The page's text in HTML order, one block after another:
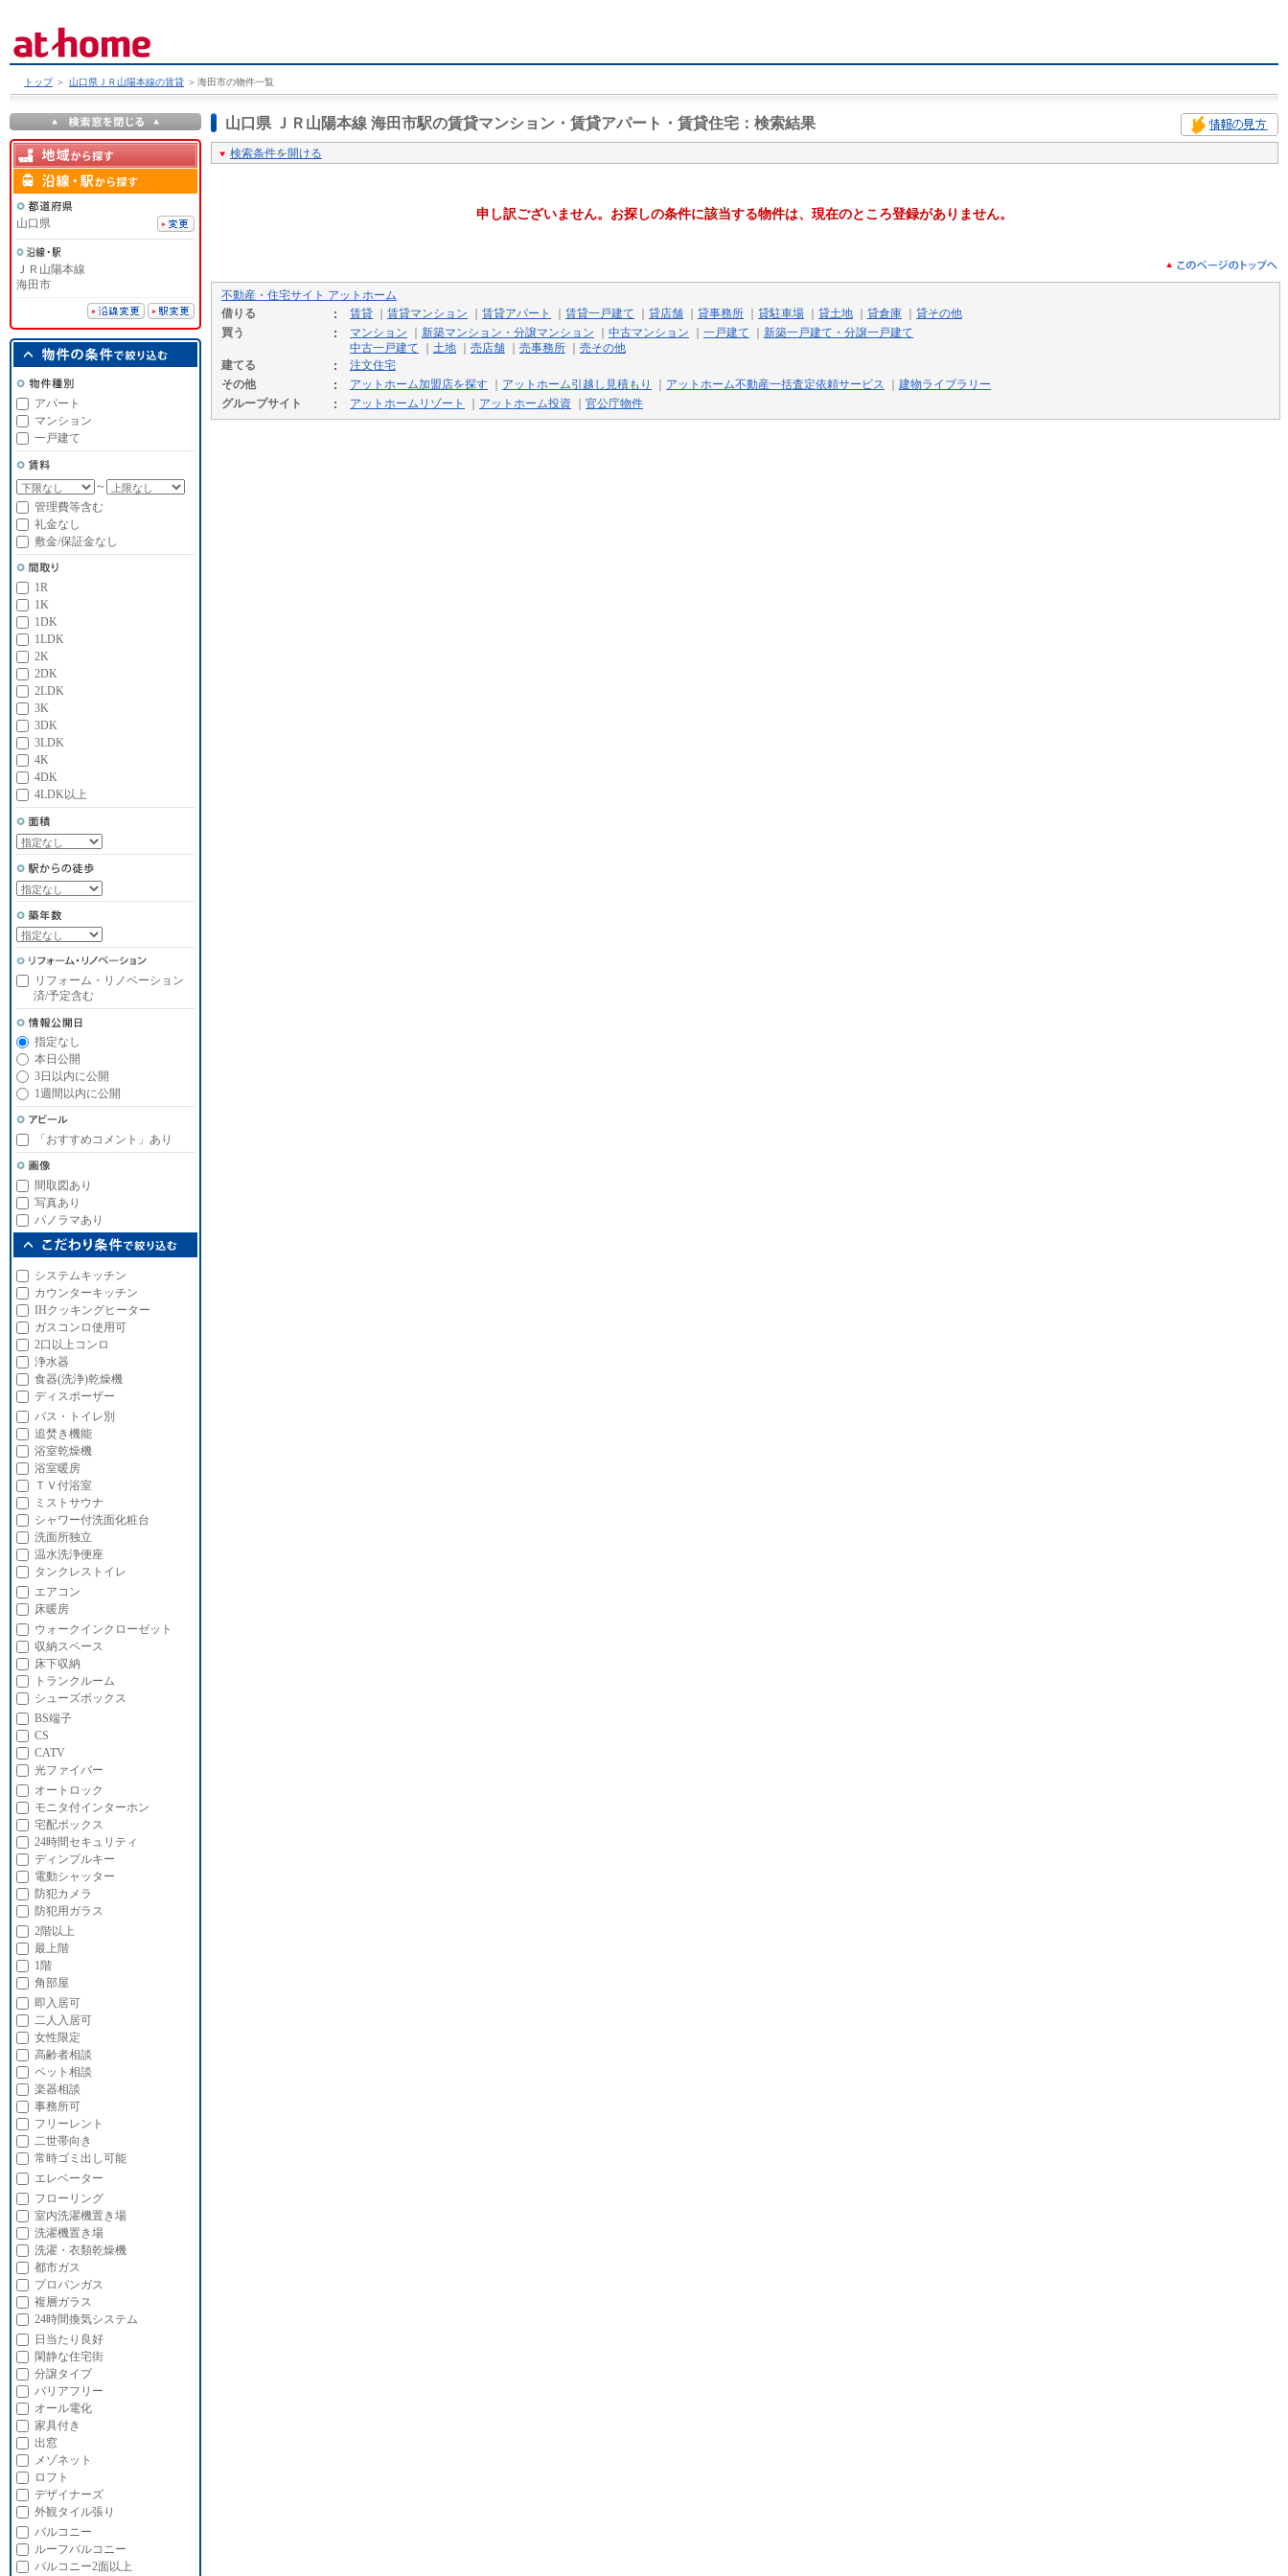
トップ ＞ 山口県ＪＲ山陽本線の賃貸 ＞ 海田市の物件一覧
山口県 ＪＲ山陽本線 海田市駅の賃貸マンション・賃貸アパート・賃貸住宅 ：検索結果
検索条件を開ける
申し訳ございません。お探しの条件に該当する物件は、現在のところ登録がありません。
不動産・住宅サイト アットホーム
借りる
賃貸 賃貸マンション 賃貸アパート 賃貸一戸建て 貸店舗 貸事務所 貸駐車場 貸土地 貸倉庫
貸その他
買う
マンション 新築マンション・分譲マンション 中古マンション 一戸建て
新築一戸建て・分譲一戸建て
中古一戸建て
土地 売店舗 売事務所
売その他
建てる
注文住宅
その他
アットホーム加盟店を探す アットホーム引越し見積もり アットホーム不動産一括査定依頼サービス
建物ライブラリー
グループサイト
アットホームリゾート アットホーム投資 官公庁物件
山口県
ＪＲ山陽本線
海田市
アパート
マンション
一戸建て
～
管理費等含む
礼金なし
敷金/保証金なし
1R
1K
1DK
1LDK
2K
2DK
2LDK
3K
3DK
3LDK
4K
4DK
4LDK以上
リフォーム・リノベーション
済/予定含む
指定なし
本日公開
3日以内に公開
1週間以内に公開
「おすすめコメント」あり
間取図あり
写真あり
パノラマあり
システムキッチン
カウンターキッチン
IHクッキングヒーター
ガスコンロ使用可
2口以上コンロ
浄水器
食器(洗浄)乾燥機
ディスポーザー
バス・トイレ別
追焚き機能
浴室乾燥機
浴室暖房
ＴＶ付浴室
ミストサウナ
シャワー付洗面化粧台
洗面所独立
温水洗浄便座
タンクレストイレ
エアコン
床暖房
ウォークインクローゼット
収納スペース
床下収納
トランクルーム
シューズボックス
BS端子
CS
CATV
光ファイバー
オートロック
モニタ付インターホン
宅配ボックス
24時間セキュリティ
ディンプルキー
電動シャッター
防犯カメラ
防犯用ガラス
2階以上
最上階
1階
角部屋
即入居可
二人入居可
女性限定
高齢者相談
ペット相談
楽器相談
事務所可
フリーレント
二世帯向き
常時ゴミ出し可能
エレベーター
フローリング
室内洗濯機置き場
洗濯機置き場
洗濯・衣類乾燥機
都市ガス
プロパンガス
複層ガラス
24時間換気システム
日当たり良好
閑静な住宅街
分譲タイプ
バリアフリー
オール電化
家具付き
出窓
メゾネット
ロフト
デザイナーズ
外観タイル張り
バルコニー
ルーフバルコニー
バルコニー2面以上